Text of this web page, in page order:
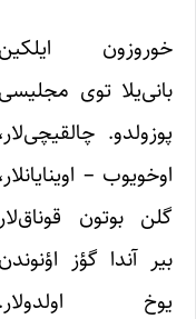
خوروزون ایلکین
بانی‌یلا توی مجلیسی
پوزولدو. چالقیچی‌لار،
اوخویوب – اوینایانلار،
گلن بوتون قوناق‌لار
بیر آندا گؤز اؤنوندن
یوخ اولدولار.